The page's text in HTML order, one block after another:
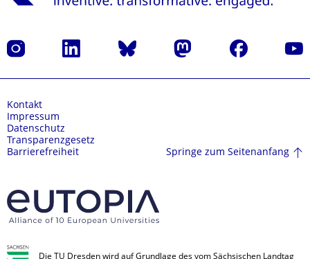
Instagram LinkedIn Bluesky Mastodon Facebook
Kontakt
Impressum
Datenschutz
Transparenzgesetz
Barrierefreiheit
Springe zum Seitenanfang
Die TU Dresden wird auf Grundlage des vom Sächsischen Landtag